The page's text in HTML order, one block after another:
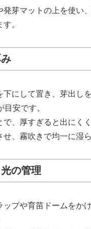
芽マットの上を使い
。
にして置き、芽出し
安です。
、厚すぎると出にくく
、霧吹きで均一に湿ら
の管理
プや育苗ドームをか